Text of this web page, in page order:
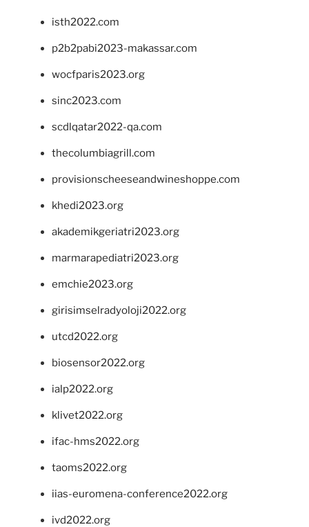
isth2022.com
p2b2pabi2023-makassar.com
wocfparis2023.org
sinc2023.com
scdlqatar2022-qa.com
thecolumbiagrill.com
provisionscheeseandwineshoppe.com
khedi2023.org
akademikgeriatri2023.org
marmarapediatri2023.org
emchie2023.org
girisimselradyoloji2022.org
utcd2022.org
biosensor2022.org
ialp2022.org
klivet2022.org
ifac-hms2022.org
taoms2022.org
iias-euromena-conference2022.org
ivd2022.org